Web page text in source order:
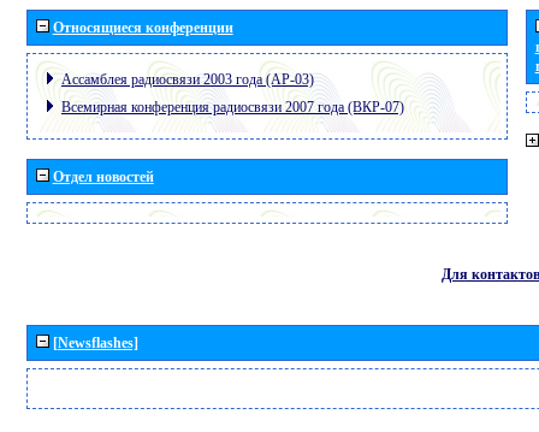
Относящиеся конференции
Ассамблея радиосвязи 2003 года (АР-03)
Всемирная конференция радиосвязи 2007 года (ВКР-07)
Отдел новостей
Для контактов
[Newsflashes]